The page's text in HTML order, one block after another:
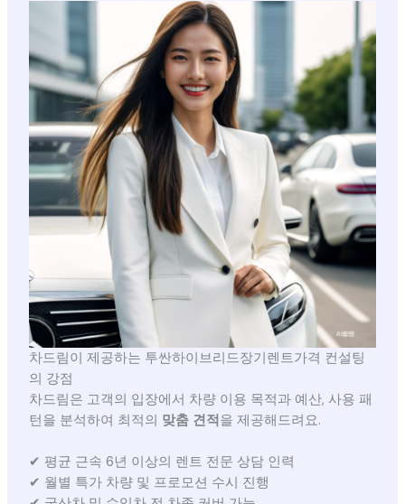
차드림이 제공하는 투싼하이브리드장기렌트가격 컨설팅
의 강점
차드림은 고객의 입장에서 차량 이용 목적과 예산, 사용 패
턴을 분석하여 최적의 맞춤 견적 을 제공해드려요.
✔ 평균 근속 6년 이상의 렌트 전문 상담 인력
✔ 월별 특가 차량 및 프로모션 수시 진행